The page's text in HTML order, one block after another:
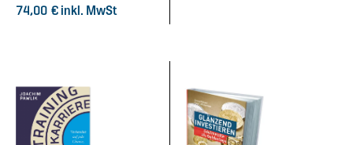
74,00 € inkl. MwSt